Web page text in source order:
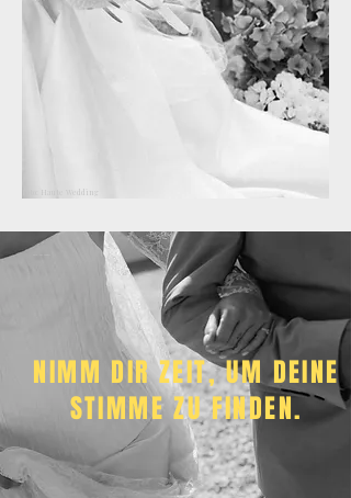
Foto: Haute Wedding
NIMM DIR ZEIT, UM DEINE
STIMME ZU FINDEN.